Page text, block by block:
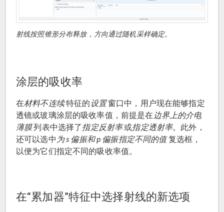
射线按照锥形分布释放，方向通过随机采样确定。
涂层的吸收率
在材料不连续特征的 设置窗口中，用户现在能够指定
透镜或玻璃涂层的吸收率值，前提是在 边界上的介电
薄膜列表中选择了指定反射率或指定透射率。此外，
还可以选中 为 s 偏振和 p 偏振指定不同的值复选框，
以便为它们指定不同的吸收率值。
在“累加器”特征中选择射线的新选项